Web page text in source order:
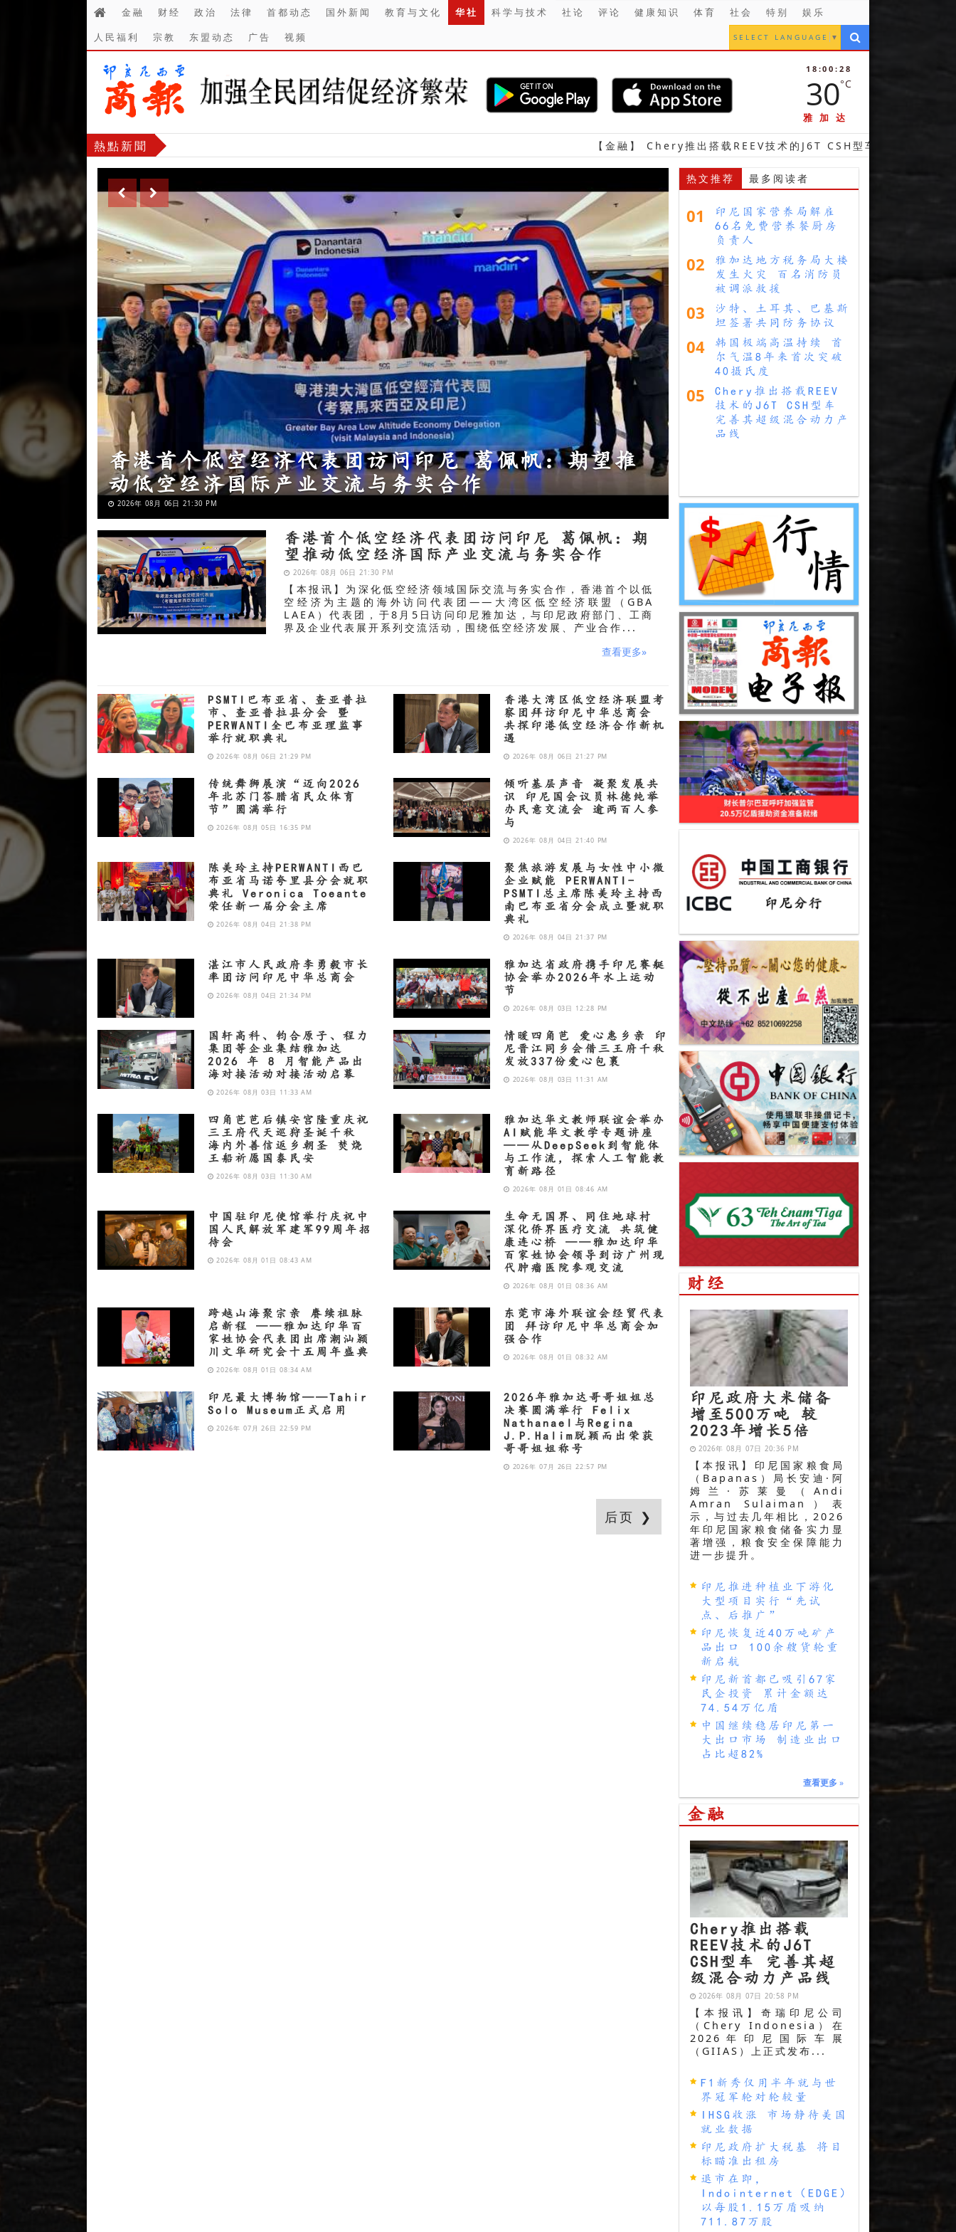
金融 财经 政治 法律 首都动态 国外新闻 教育与文化 华社 科学与技术 社论 评论 健康知识 体育 社会 特别
娱乐
人民福利
宗教 东盟动态 广告 视频 SELECT LANGUAGE ▼
18:00:29
30°C
雅加达
熱點新聞 【金融】 Chery推出搭载REEV技术的J6T CSH型车 完善其超级混合动力产品线
PSMTI巴布亚省、查亚普拉市、查亚普拉县分会 暨
PERWANTI全巴布亚理监事举行就职典礼
2026年 08月 06日 21:29 PM
香港首个低空经济代表团访问印尼 葛佩帆：期
望推动低空经济国际产业交流与务实合作
2026年 08月 06日 21:30 PM
【本报讯】为深化低空经济领域国际交流与务实合作，香港首个以低
空经济为主题的海外访问代表团——大湾区低空经济联盟（GBA
LAEA）代表团，于8月5日访问印尼雅加达，与印尼政府部门、工商
界及企业代表展开系列交流活动，围绕低空经济发展、产业合作...
查看更多»
PSMTI巴布亚省、查亚普拉
市、查亚普拉县分会 暨
PERWANTI全巴布亚理监事
举行就职典礼
2026年 08月 06日 21:29 PM
香港大湾区低空经济联盟考
察团拜访印尼中华总商会
共探印港低空经济合作新机
遇
2026年 08月 06日 21:27 PM
传统舞狮展演“迈向2026
年北苏门答腊省民众体育
节”圆满举行
2026年 08月 05日 16:35 PM
倾听基层声音 凝聚发展共
识 印尼国会议员林德纯举
办民意交流会 逾两百人参
与
2026年 08月 04日 21:40 PM
陈美玲主持PERWANTI西巴
布亚省马诺夸里县分会就职
典礼 Veronica Toeante
荣任新一届分会主席
2026年 08月 04日 21:38 PM
聚焦旅游发展与女性中小微
企业赋能 PERWANTI-
PSMTI总主席陈美玲主持西
南巴布亚省分会成立暨就职
典礼
2026年 08月 04日 21:37 PM
湛江市人民政府李勇毅市长
率团访问印尼中华总商会
2026年 08月 04日 21:34 PM
雅加达省政府携手印尼赛艇
协会举办2026年水上运动
节
2026年 08月 03日 12:28 PM
国轩高科、钧合原子、程力
集团等企业集结雅加达
2026 年 8 月智能产品出
海对接活动对接活动启幕
2026年 08月 03日 11:33 AM
情暖四角芭 爱心惠乡亲 印
尼晋江同乡会借三王府千秋
发放337份爱心包裹
2026年 08月 03日 11:31 AM
四角芭芭后镇安宫隆重庆祝
三王府代天巡狩圣诞千秋
海内外善信返乡朝圣 焚烧
王船祈愿国泰民安
2026年 08月 03日 11:30 AM
雅加达华文教师联谊会举办
AI赋能华文教学专题讲座
——从DeepSeek到智能体
与工作流，探索人工智能教
育新路径
2026年 08月 01日 08:46 AM
中国驻印尼使馆举行庆祝中
国人民解放军建军99周年招
待会
2026年 08月 01日 08:43 AM
生命无国界、同住地球村
深化侨界医疗交流 共筑健
康连心桥 ——雅加达印华
百家姓协会领导到访广州现
代肿瘤医院参观交流
2026年 08月 01日 08:36 AM
跨越山海聚宗亲 赓续祖脉
启新程 ——雅加达印华百
家姓协会代表团出席潮汕颍
川文华研究会十五周年盛典
2026年 08月 01日 08:34 AM
东莞市海外联谊会经贸代表
团 拜访印尼中华总商会加
强合作
2026年 08月 01日 08:32 AM
印尼最大博物馆——Tahir
Solo Museum正式启用
2026年 07月 26日 22:59 PM
2026年雅加达哥哥姐姐总
决赛圆满举行 Felix
Nathanael与Regina
J.P.Halim脱颖而出荣获
哥哥姐姐称号
2026年 07月 26日 22:57 PM
后页 ❯
热文推荐 最多阅读者
01
印尼国家营养局解雇
66名免费营养餐厨房
负责人
02
雅加达地方税务局大楼
发生火灾 百名消防员
被调派救援
03
沙特、土耳其、巴基斯
坦签署共同防务协议
04
韩国极端高温持续 首
尔气温8年来首次突破
40摄氏度
05
Chery推出搭载REEV
技术的J6T CSH型车
完善其超级混合动力产
品线
财经
印尼政府大米储备
增至500万吨 较
2023年增长5倍
2026年 08月 07日 20:36 PM
【本报讯】印尼国家粮食局
（Bapanas）局长安迪·阿
姆兰·苏莱曼（Andi
Amran Sulaiman）表
示，与过去几年相比，2026
年印尼国家粮食储备实力显
著增强，粮食安全保障能力
进一步提升。
印尼推进种植业下游化
大型项目实行“先试
点、后推广”
印尼恢复近40万吨矿产
品出口 100余艘货轮重
新启航
印尼新首都已吸引67家
民企投资 累计金额达
74.54万亿盾
中国继续稳居印尼第一
大出口市场 制造业出口
占比超82%
查看更多 »
金融
Chery推出搭载
REEV技术的J6T
CSH型车 完善其超
级混合动力产品线
2026年 08月 07日 20:58 PM
【本报讯】奇瑞印尼公司
（Chery Indonesia）在
2026年印尼国际车展
（GIIAS）上正式发布...
F1新秀仅用半年就与世
界冠军轮对轮较量
IHSG收涨 市场静待美国
就业数据
印尼政府扩大税基 将目
标瞄准出租房
退市在即，
Indointernet（EDGE）
以每股1.15万盾吸纳
711.87万股